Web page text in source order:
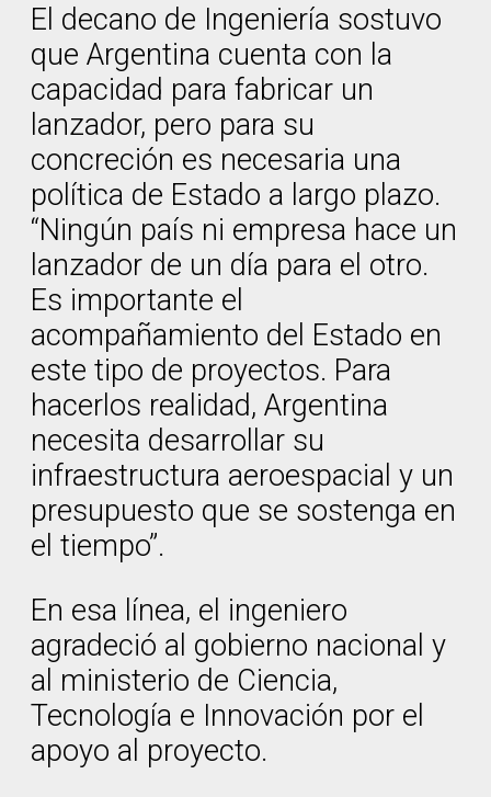
El decano de Ingeniería sostuvo
que Argentina cuenta con la
capacidad para fabricar un
lanzador, pero para su
concreción es necesaria una
política de Estado a largo plazo.
“Ningún país ni empresa hace un
lanzador de un día para el otro.
Es importante el
acompañamiento del Estado en
este tipo de proyectos. Para
hacerlos realidad, Argentina
necesita desarrollar su
infraestructura aeroespacial y un
presupuesto que se sostenga en
el tiempo”.
En esa línea, el ingeniero
agradeció al gobierno nacional y
al ministerio de Ciencia,
Tecnología e Innovación por el
apoyo al proyecto.